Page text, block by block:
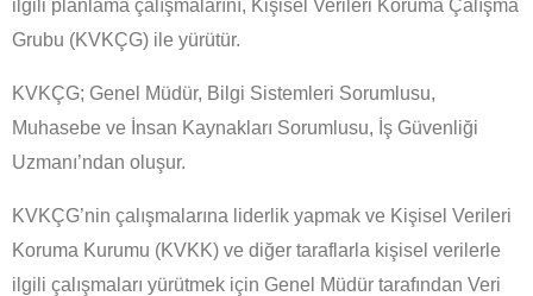
ilgili planlama çalışmalarını, Kişisel Verileri Koruma Çalışma
Grubu (KVKÇG) ile yürütür.
KVKÇG; Genel Müdür, Bilgi Sistemleri Sorumlusu,
Muhasebe ve İnsan Kaynakları Sorumlusu, İş Güvenliği
Uzmanı’ndan oluşur.
KVKÇG’nin çalışmalarına liderlik yapmak ve Kişisel Verileri
Koruma Kurumu (KVKK) ve diğer taraflarla kişisel verilerle
ilgili çalışmaları yürütmek için Genel Müdür tarafından Veri